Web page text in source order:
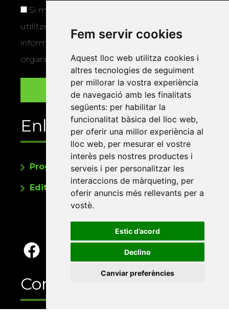
Fem servir cookies
Aquest lloc web utilitza cookies i
altres tecnologies de seguiment
per millorar la vostra experiència
de navegació amb les finalitats
següents: per habilitar la
funcionalitat bàsica del lloc web,
per oferir una millor experiència al
lloc web, per mesurar el vostre
interès pels nostres productes i
serveis i per personalitzar les
interaccions de màrqueting, per
oferir anuncis més rellevants per a
vostè.
Estic d’acord
Declino
Canviar preferències
Si marqueu aquesta casella, consentiu que
utilitzem les vostres dades per a enviar-vos
informació sobre els actes i activitats que
organitza la Xarxa Vives.
Enllaços
Programa de publicacions
Editorials universitàries a Twitter
Contacte